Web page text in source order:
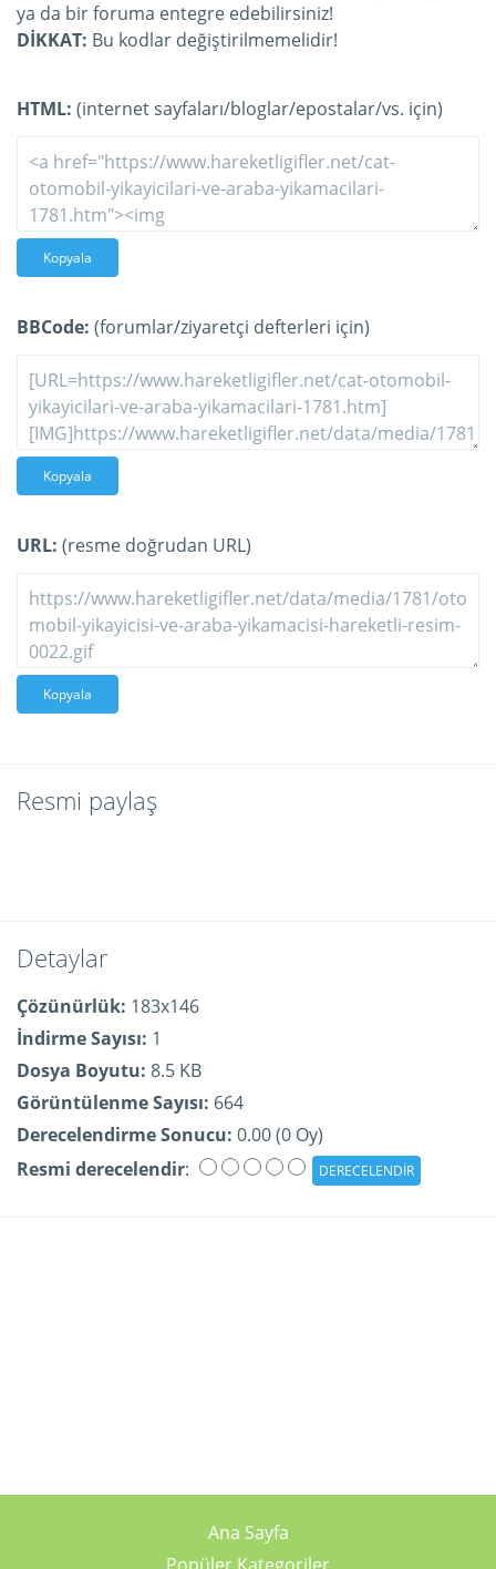
ya da bir foruma entegre edebilirsiniz!
DİKKAT: Bu kodlar değiştirilmemelidir!
HTML: (internet sayfaları/bloglar/epostalar/vs. için)
Kopyala
BBCode: (forumlar/ziyaretçi defterleri için)
Kopyala
URL: (resme doğrudan URL)
Kopyala
Resmi paylaş
Detaylar
Çözünürlük: 183x146
İndirme Sayısı: 1
Dosya Boyutu: 8.5 KB
Görüntülenme Sayısı: 664
Derecelendirme Sonucu: 0.00 (0 Oy)
Resmi derecelendir:
Ana Sayfa